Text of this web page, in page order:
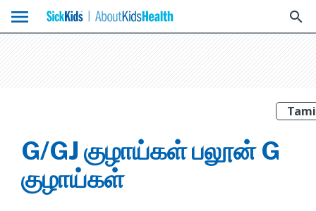
menu search
G/GJ குழாய்கள் பலூன் G
குழாய்கள்